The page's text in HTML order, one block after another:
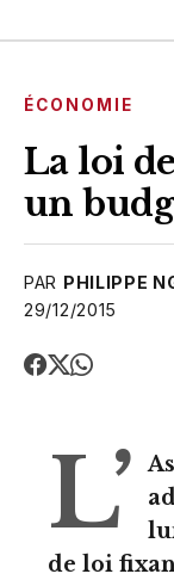
ÉCONOMIE
La loi
un
PAR PHILIPPE
29/12/2015
L’
de loi